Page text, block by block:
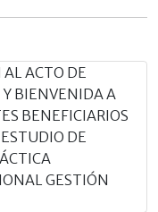
ACTO DE
BIENVENIDA A
BENEFICIARIOS
DE
GESTIÓN